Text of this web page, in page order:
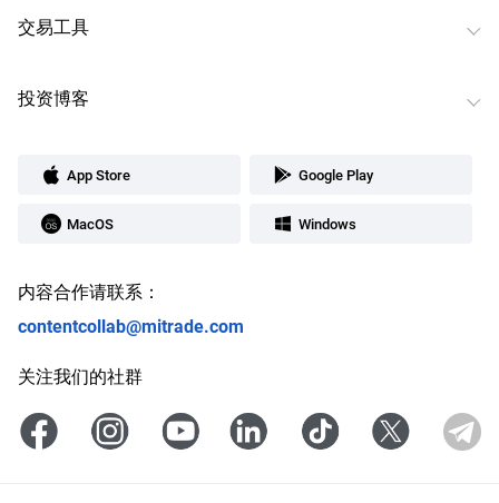
交易工具
投资博客
App Store Google Play
MacOS Windows
内容合作请联系：
contentcollab@mitrade.com
关注我们的社群